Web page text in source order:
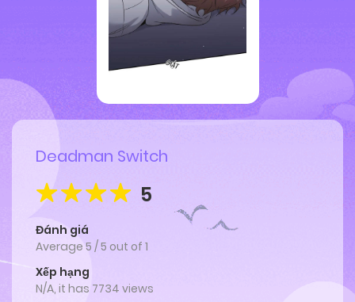
Deadman Switch
5
Đánh giá
Average 5 /5 out of 1
Xếp hạng
N/A, it has 7734 views